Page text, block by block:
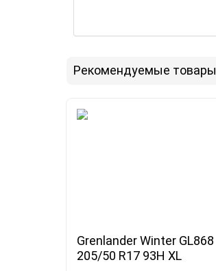
Рекомендуемые товары
Grenlander Winter GL868
205/50 R17 93H XL